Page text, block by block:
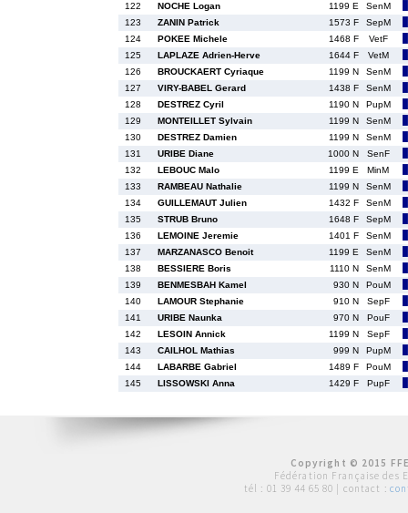
122
NOCHE Logan 1199 E
SenM
123
ZANIN Patrick 1573 F
SepM
124
POKEE Michele 1468 F
VetF
125
LAPLAZE Adrien-Herve 1644 F
VetM
126
BROUCKAERT Cyriaque 1199 N
SenM
127
VIRY-BABEL Gerard 1438 F
SenM
128
DESTREZ Cyril 1190 N
PupM
129
MONTEILLET Sylvain 1199 N
SenM
130
DESTREZ Damien 1199 N
SenM
131
URIBE Diane 1000 N
SenF
132
LEBOUC Malo 1199 E
MinM
133
RAMBEAU Nathalie 1199 N
SenM
134
GUILLEMAUT Julien 1432 F
SenM
135
STRUB Bruno 1648 F
SepM
136
LEMOINE Jeremie 1401 F
SenM
137
MARZANASCO Benoit 1199 E
SenM
138
BESSIERE Boris 1110 N
SenM
139
BENMESBAH Kamel 930 N
PouM
140
LAMOUR Stephanie 910 N
SepF
141
URIBE Naunka 970 N
PouF
142
LESOIN Annick 1199 N
SepF
143
CAILHOL Mathias 999 N
PupM
144
LABARBE Gabriel 1489 F
PouM
145
LISSOWSKI Anna 1429 F PupF
Copyright © 2015
Fédération Française des
tél : 01 39 44 65 80 | contact :